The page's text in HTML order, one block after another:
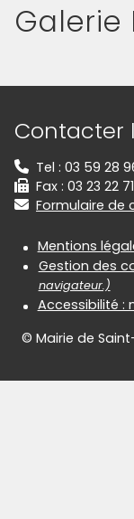
Galerie
Contacter
Tel : 03 59 28
Fax : 03 23 22
Formulaire de
Mentions
Gestion des
navigateur.)
Accessibilité :
© Mairie de